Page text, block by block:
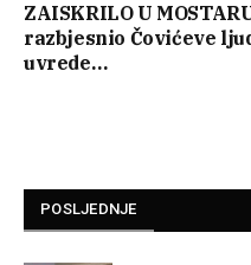
ZAISKRILO U
razbjesnio Čovićeve
uvrede…
POSLJEDNJE